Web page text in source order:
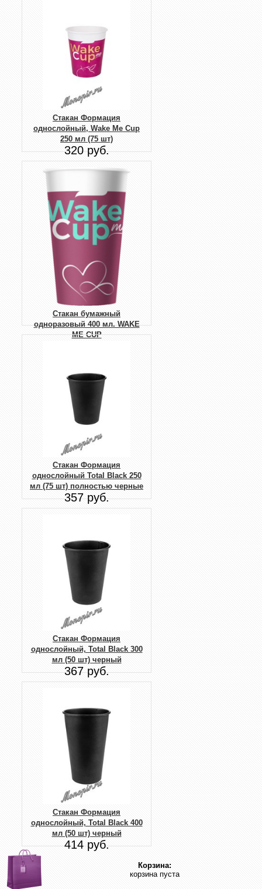
Стакан Формация
однослойный, Wake Me Cup
250 мл (75 шт)
320 руб.
Стакан бумажный
одноразовый 400 мл. WAKE
ME CUP
Стакан Формация
однослойный Total Black 250
мл (75 шт) полностью черные
357 руб.
Стакан Формация
однослойный, Total Black 300
мл (50 шт) черный
367 руб.
Стакан Формация
однослойный, Total Black 400
мл (50 шт) черный
414 руб.
Корзина:
корзина пуста